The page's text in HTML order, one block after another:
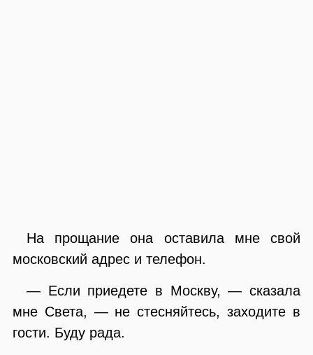
На прощание она оставила мне свой
московский адрес и телефон.
— Если приедете в Москву, — сказала
мне Света, — не стесняйтесь, заходите в
гости. Буду рада.